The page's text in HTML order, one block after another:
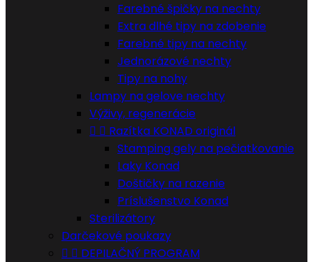
Farebné špičky na nechty
Extra dlhé tipy na zdobenie
Farebné tipy na nechty
Jednorázové nechty
Tipy na nohy
Lampy na gelove nechty
Výživy, regenerácie
  Razítka KONAD originál
Stamping gely na pečiatkovanie
Laky Konad
Doštičky na razenie
Príslušenstvo Konad
Sterilizátory
Darčekové poukazy
  DEPILAČNÝ PROGRAM